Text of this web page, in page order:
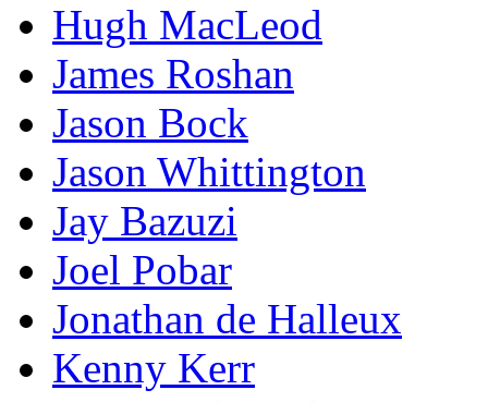
Hugh MacLeod
James Roshan
Jason Bock
Jason Whittington
Jay Bazuzi
Joel Pobar
Jonathan de Halleux
Kenny Kerr